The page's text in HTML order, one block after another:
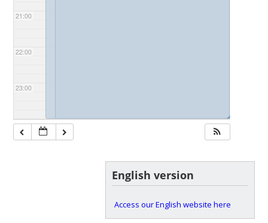
21:00
22:00
23:00
◢◢
English version
Access our English website here